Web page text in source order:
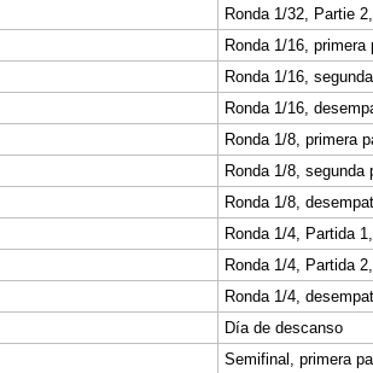
Ronda 1/32, Partie
Ronda 1/16, primera
Ronda 1/16,
Ronda 1/16,
Ronda 1/8, primera
Ronda 1/8, segunda
Ronda 1/8,
Ronda 1/4, Partida
Ronda 1/4, Partida
Ronda 1/4,
Día de descanso
Semifinal, primera